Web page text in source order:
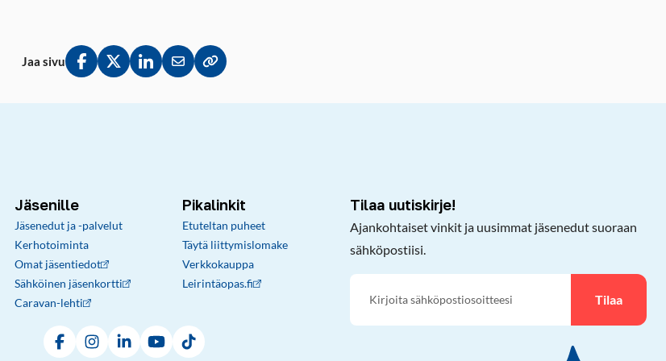
Jaa sivu
Jaa Facebookissa
Jaa Twitterissä
Jaa LinkedInissä
Jaa sähköpostitse
Kopioi linkki leikepöydälle
Jäsenille
Jäsenedut ja -palvelut
Kerhotoiminta
Omat jäsentiedot
Sähköinen jäsenkortti
Caravan-lehti
Pikalinkit
Etuteltan puheet
Täytä liittymislomake
Verkkokauppa
Leirintäopas.fi
Tilaa uutiskirje!
Ajankohtaiset vinkit ja uusimmat jäsenedut suoraan
sähköpostiisi.
Tilaa
FacebookInstagramLinkedInYouTubeTikTok